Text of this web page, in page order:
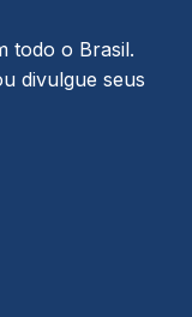
todo o Brasil.
divulgue seus